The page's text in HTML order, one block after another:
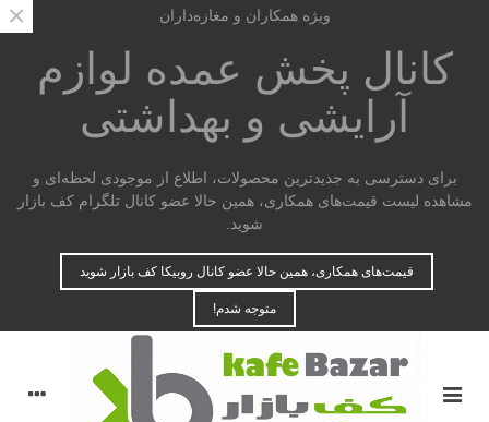
ویژه همکاران و مغازه‌داران
کانال پخش عمده لوازم
آرایشی و بهداشتی
برای دسترسی به جدیدترین محصولات، اطلاع از موجودی لحظه‌ای و
مشاهده لیست قیمت‌های همکاری، همین حالا عضو کانال تلگرام کف بازار
شوید.
قیمت‌های همکاری، همین حالا عضو کانال روبیکا کف بازار شوید
متوجه شدم!
×